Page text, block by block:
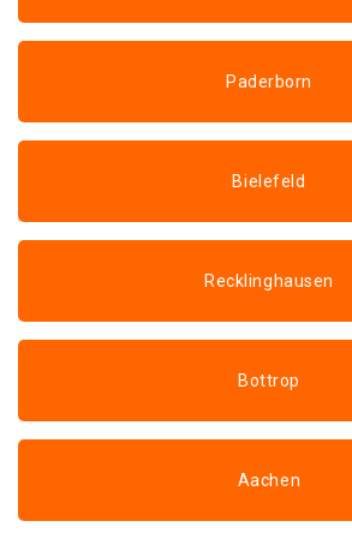
Paderborn
Bielefeld
Recklinghausen
Bottrop
Aachen